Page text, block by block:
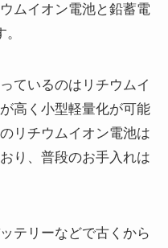
ムイオン電池と鉛蓄電
ているのはリチウムイ
高く小型軽量化が可能
リチウムイオン電池は
り、普段のお手入れは
テリーなどで古くから